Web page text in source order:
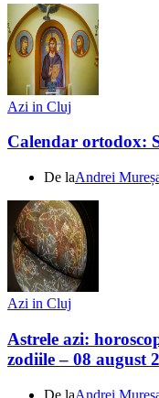
Azi in Cluj
Calendar ortodox:
De laAndrei
Azi in Cluj
Astrele azi:
zodiile – 08 august
De laAndrei